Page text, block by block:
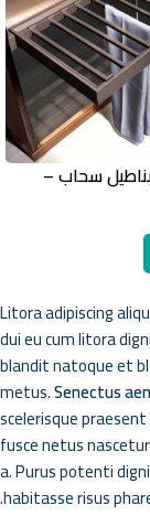
سحاب –
Litora adipiscing
dui eu cum litora
blandit natoque et
metus.Senectus
scelerisque
fusce netus
a. Purus potenti
habitasse risus